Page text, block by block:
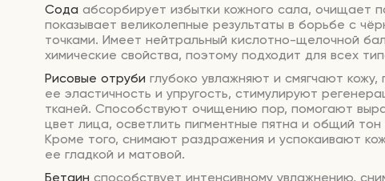
Сода абсорбирует избытки кожного сала, очищает
показывает великолепные результаты в борьбе с
точками. Имеет нейтральный кислотно-щелочной
химические свойства, поэтому подходит для всех
Рисовые отруби глубоко увлажняют и смягчают
ее эластичность и упругость, стимулируют
тканей. Способствуют очищению пор, помогают
цвет лица, осветлить пигментные пятна и общий тон
Кроме того, снимают раздражения и успокаивают
ее гладкой и матовой.
Бетаин способствует интенсивному увлажнению,